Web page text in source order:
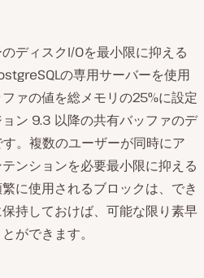
ディスクI/Oを最小限に抑える
の専用サーバーを使用
ァの値を総メモリの25%に設定
ン 9.3 以降の共有バッファのデ
。複数のユーザーが同時にア
ンションを必要最小限に抑える
に使用されるブロックは、でき
持しておけば、可能な限り素早
ができます。